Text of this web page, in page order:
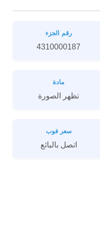
رقم الجزء
4310000187
مادة
تظهر الصورة
سعر فوب
اتصل بالبائع